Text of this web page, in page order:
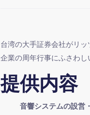
台湾の大手証券会社がリ
企業の周年行事にふさわ
提供内容
音響システムの設営